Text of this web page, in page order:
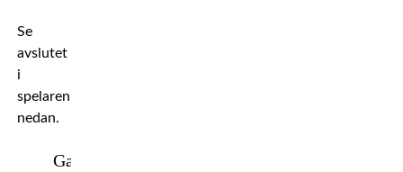
Se
avslutet
i
spelaren
nedan.
Gadzhimurad